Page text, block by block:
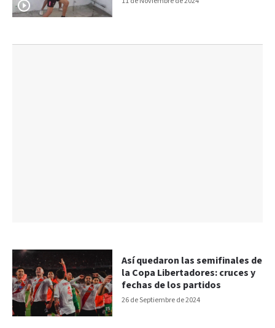
26 de Septiembre de 2024
Así quedaron las semifinales de
la Copa Libertadores: cruces y
fechas de los partidos